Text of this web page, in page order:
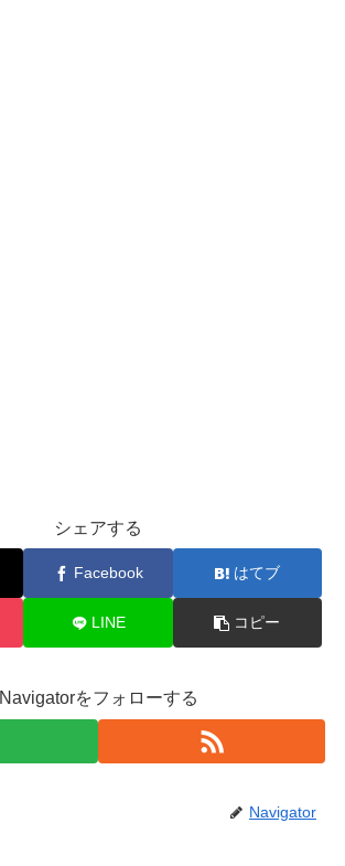
シェアする
Facebook はてブ
LINE コピー
Navigatorをフォローする
Navigator